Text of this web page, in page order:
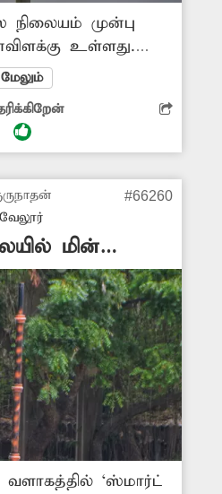
நிலையம் முன்பு
உள்ளது.
மின் விளக்குகள்
இதனால் அங்கு
இல்லாமல் இருள்
எனவே சம்பந்தப்பட்ட
வேண்டும்.
மேலும்
வேலூர்
#66260
மின்
‘ஸ்மார்ட்